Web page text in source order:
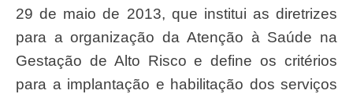
29 de maio de 2013, que institui as diretrizes
para a organização da Atenção à Saúde na
Gestação de Alto Risco e define os critérios
para a implantação e habilitação dos serviços